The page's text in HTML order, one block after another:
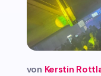
von Kerstin